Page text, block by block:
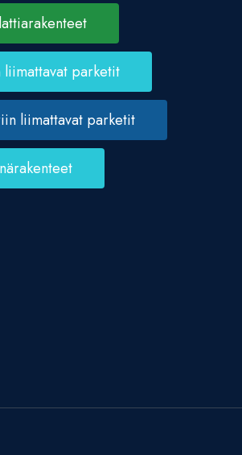
liimattavat parketit
liimattavat parketit